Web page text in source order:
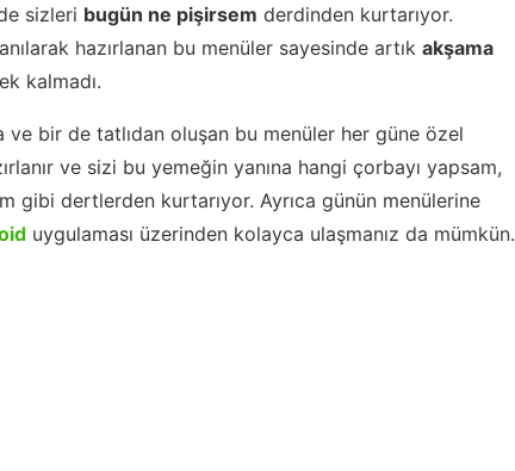
sizleri bugün ne pişirsem derdinden kurtarıyor.
hazırlanan bu menüler sayesinde artık akşama
kalmadı.
ve bir de tatlıdan oluşan bu menüler her güne özel
ve sizi bu yemeğin yanına hangi çorbayı yapsam,
gibi dertlerden kurtarıyor. Ayrıca günün menülerine
uygulaması üzerinden kolayca ulaşmanız da mümkün.